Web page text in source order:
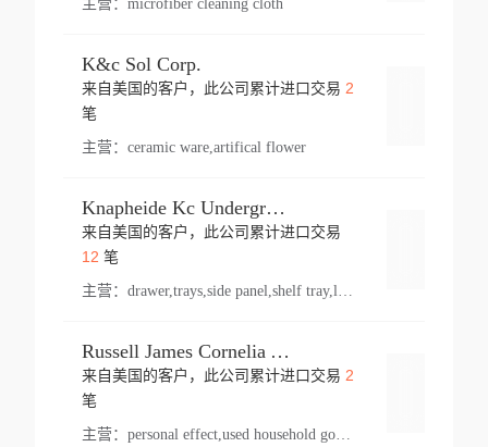
主营： microfiber cleaning cloth
K&c Sol Corp.
来自美国的客户，此公司累计进口交易 2
笔
主营： ceramic ware,artifical flower
Knapheide Kc Underground
来自美国的客户，此公司累计进口交易
12 笔
主营：
Russell James Cornelia Arlington Va
来自美国的客户，此公司累计进口交易 2
笔
主营： personal effect,used household goods